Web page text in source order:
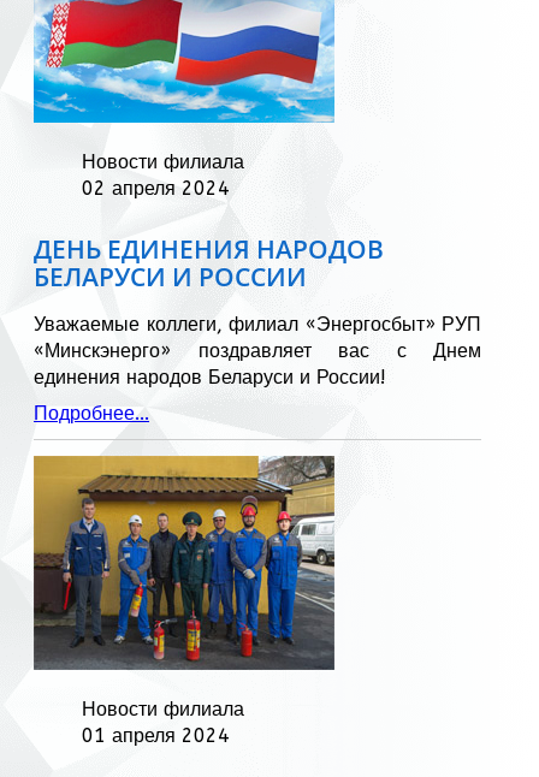
Новости филиала
02 апреля 2024
ДЕНЬ ЕДИНЕНИЯ НАРОДОВ
БЕЛАРУСИ И РОССИИ
Уважаемые коллеги, филиал «Энергосбыт» РУП
«Минскэнерго» поздравляет вас с Днем
единения народов Беларуси и России!
Подробнее...
Новости филиала
01 апреля 2024